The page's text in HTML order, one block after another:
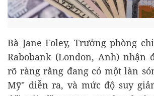
Bà Jane Foley, Trưởng phòng
Rabobank (London, Anh) nhận
rõ ràng rằng đang có một làn
Mỹ" diễn ra, và mức độ suy